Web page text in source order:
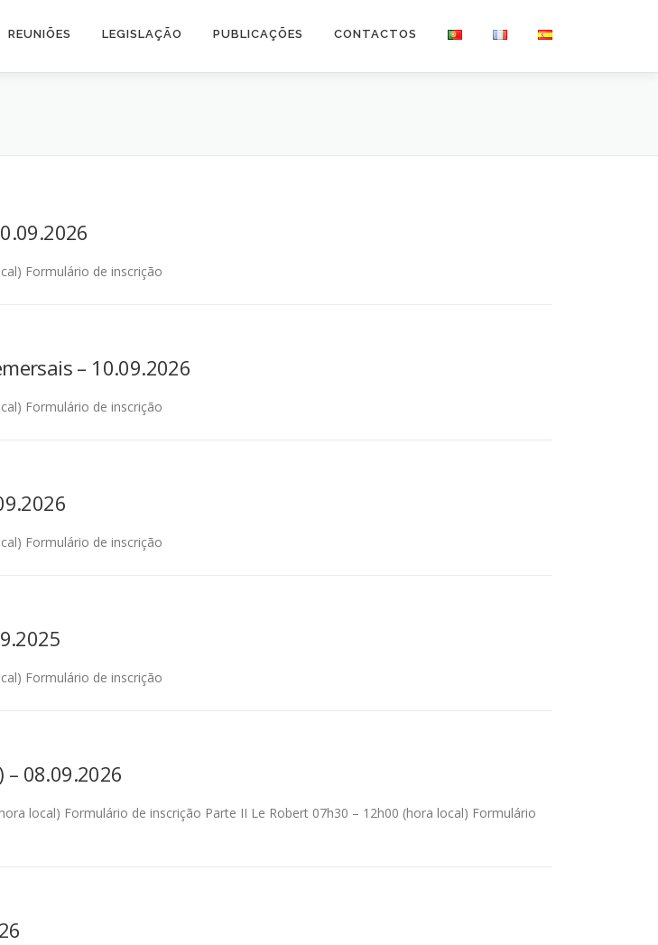
REUNIÕES LEGISLAÇÃO PUBLICAÇÕES CONTACTOS
Formulário de inscrição
– 10.09.2026
Formulário de inscrição
Formulário de inscrição
Formulário de inscrição
– 08.09.2026
local) Formulário de inscrição Parte II Le Robert 07h30 – 12h00 (hora local) Formulário